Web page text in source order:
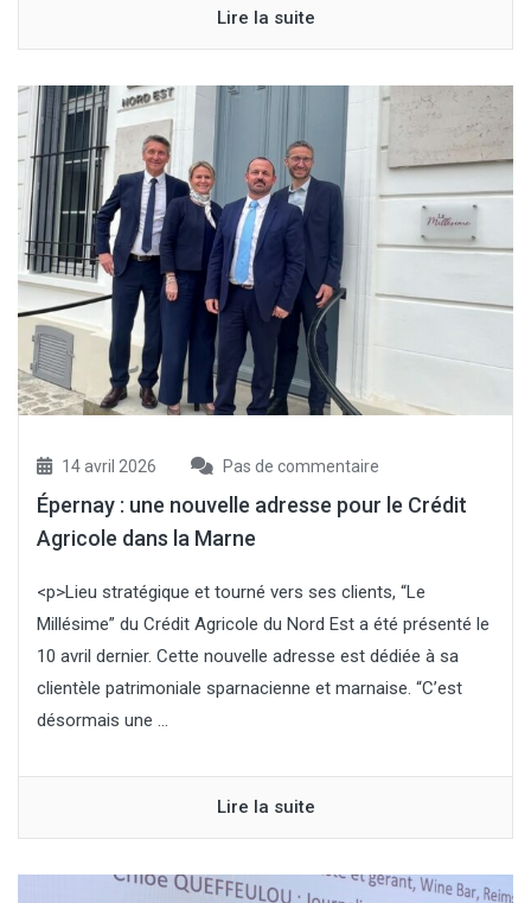
Lire la suite
14 avril 2026 Pas de commentaire
Épernay : une nouvelle adresse pour le Crédit
Agricole dans la Marne
<p>Lieu stratégique et tourné vers ses clients, “Le
Millésime” du Crédit Agricole du Nord Est a été présenté le
10 avril dernier. Cette nouvelle adresse est dédiée à sa
clientèle patrimoniale sparnacienne et marnaise. “C’est
désormais une ...
Lire la suite